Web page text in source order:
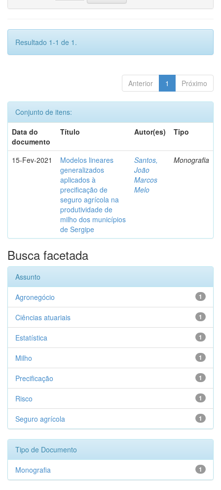
Resultado 1-1 de 1.
Anterior 1 Próximo
Conjunto de itens:
Data do
documento
Título Autor(es) Tipo
15-Fev-2021
Modelos lineares
generalizados
aplicados à
precificação de
seguro agrícola na
produtividade de
milho dos municípios
de Sergipe
Santos,
João
Marcos
Melo
Monografia
Busca facetada
Assunto
1
Agronegócio
1
Ciências atuariais
1
Estatística
1
Milho
1
Precificação
1
Risco
1
Seguro agrícola
Tipo de Documento
1
Monografia